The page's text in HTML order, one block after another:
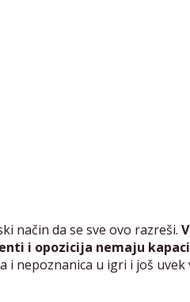
način da se sve ovo razreši.
i opozicija nemaju
i nepoznanica u igri i još